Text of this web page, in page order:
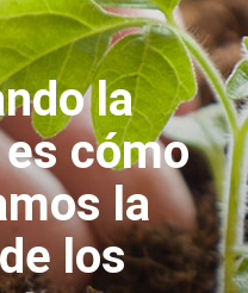
la
cómo
la
los